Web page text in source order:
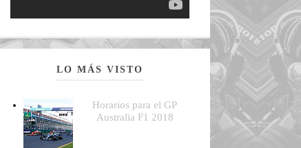
LO MÁS VISTO
Horarios para el GP
Australia F1 2018